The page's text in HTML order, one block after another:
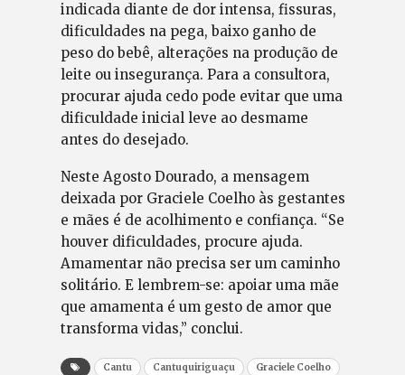
indicada diante de dor intensa, fissuras,
dificuldades na pega, baixo ganho de
peso do bebê, alterações na produção de
leite ou insegurança. Para a consultora,
procurar ajuda cedo pode evitar que uma
dificuldade inicial leve ao desmame
antes do desejado.
Neste Agosto Dourado, a mensagem
deixada por Graciele Coelho às gestantes
e mães é de acolhimento e confiança. “Se
houver dificuldades, procure ajuda.
Amamentar não precisa ser um caminho
solitário. E lembrem-se: apoiar uma mãe
que amamenta é um gesto de amor que
transforma vidas,” conclui.
Cantu Cantuquiriguaçu
Graciele Coelho